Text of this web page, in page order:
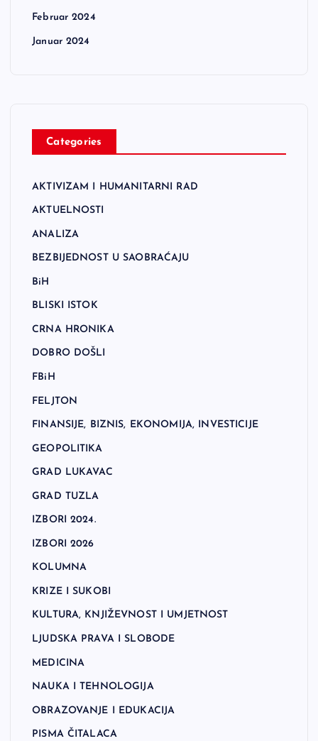
Februar 2024
Januar 2024
Categories
AKTIVIZAM I HUMANITARNI RAD
AKTUELNOSTI
ANALIZA
BEZBIJEDNOST U SAOBRAĆAJU
BiH
BLISKI ISTOK
CRNA HRONIKA
DOBRO DOŠLI
FBiH
FELJTON
FINANSIJE, BIZNIS, EKONOMIJA, INVESTICIJE
GEOPOLITIKA
GRAD LUKAVAC
GRAD TUZLA
IZBORI 2024.
IZBORI 2026
KOLUMNA
KRIZE I SUKOBI
KULTURA, KNJIŽEVNOST I UMJETNOST
LJUDSKA PRAVA I SLOBODE
MEDICINA
NAUKA I TEHNOLOGIJA
OBRAZOVANJE I EDUKACIJA
PISMA ČITALACA